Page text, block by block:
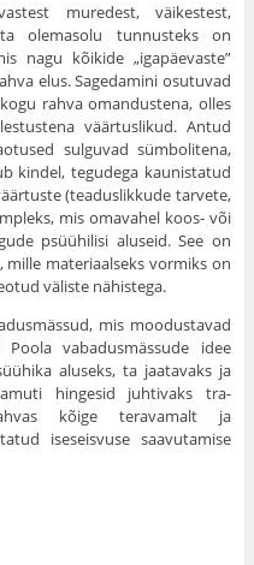
muredest, väi­kestest,
olemasolu tunnusteks on
nagu kõikide „igapäevaste”
elus. Sagedamini osutuvad
rahva omandustena, olles
väärtuslikud. Antud
sulguvad süm­bolitena,
kindel, tegudega kaunistatud
(teaduslikkude tarvete,
mis omavahel koos- või
psüühilisi aluseid. See on
materiaalseks vormiks on
väliste nähistega.
mis moodustavad
Poola vabadusmässude idee
aluseks, ta jaatavaks ja
hingesid juhtivaks tra­
kõige teravamalt ja
iseseisvuse saa­vutamise